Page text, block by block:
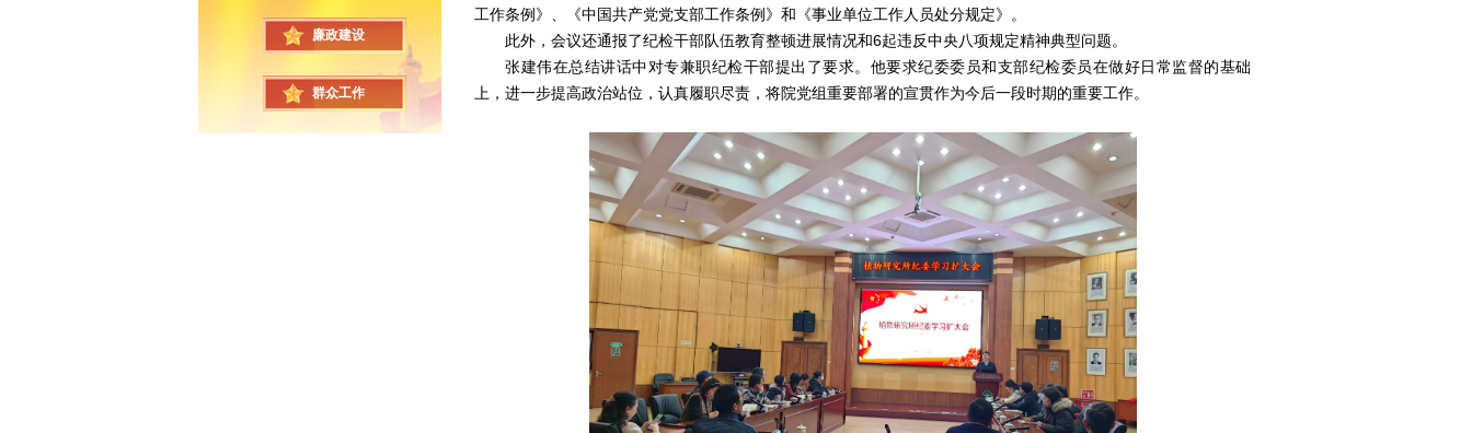
廉政建设
群众工作
工作条例》、《中国共产党党支部工作条例》和《事业单位工作人员处分规定》。
此外，会议还通报了纪检干部队伍教育整顿进展情况和6起违反中央八项规定精神典型问题。
张建伟在总结讲话中对专兼职纪检干部提出了要求。他要求纪委委员和支部纪检委员在做好日常监督的基础
上，进一步提高政治站位，认真履职尽责，将院党组重要部署的宣贯作为今后一段时期的重要工作。